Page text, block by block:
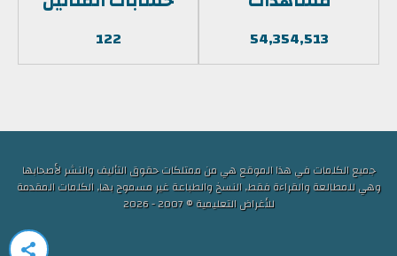
54,354,513
122
جميع الكلمات في هذا الموقع هي من ممتلكات حقوق التأليف والنشر لأصحابها
وهي للمطالعة والقراءة فقط, النسخ والطباعة غير مسموح بها, الكلمات المقدمة
للأغراض التعليمية © 2007 - 2026